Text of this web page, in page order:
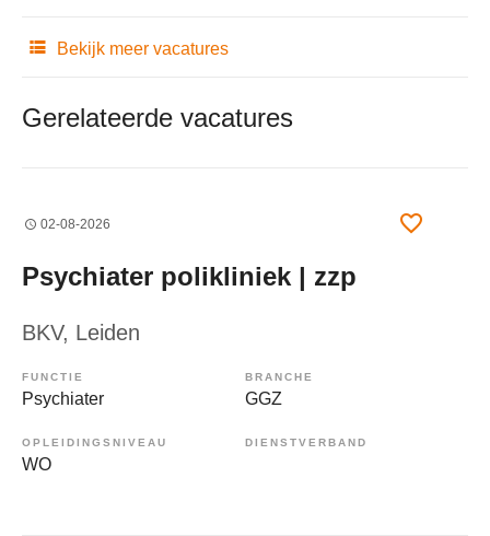
Bekijk meer vacatures
Gerelateerde vacatures
02-08-2026
Psychiater polikliniek | zzp
BKV, Leiden
FUNCTIE
Psychiater
BRANCHE
GGZ
OPLEIDINGSNIVEAU
WO
DIENSTVERBAND